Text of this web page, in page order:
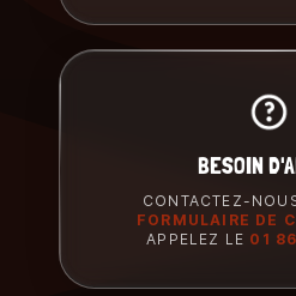
BESOIN
CONTACTEZ-
FORMULAIRE DE
APPELEZ LE 01